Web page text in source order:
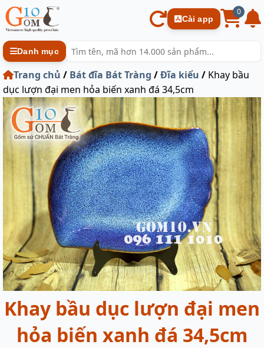
Cài app
0
Danh mục
Trang chủ / Bát đĩa Bát Tràng /Đĩa kiểu / Khay bầu
dục lượn đại men hỏa biến xanh đá 34,5cm
Khay bầu dục lượn đại men
hỏa biến xanh đá 34,5cm